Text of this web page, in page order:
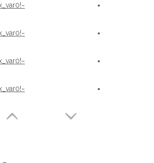
~!phoenix_var0!~
~!phoenix_var0!~
~!phoenix_var0!~
~!phoenix_var0!~